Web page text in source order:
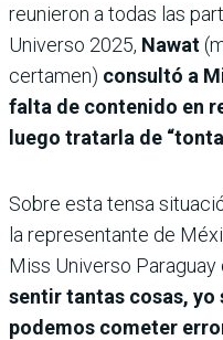
reunieron a todas las
Universo 2025, Nawat
certamen) consultó a
falta de contenido en
luego tratarla de
Sobre esta tensa
la representante de
Miss Universo Paraguay
sentir tantas cosas, yo
podemos cometer